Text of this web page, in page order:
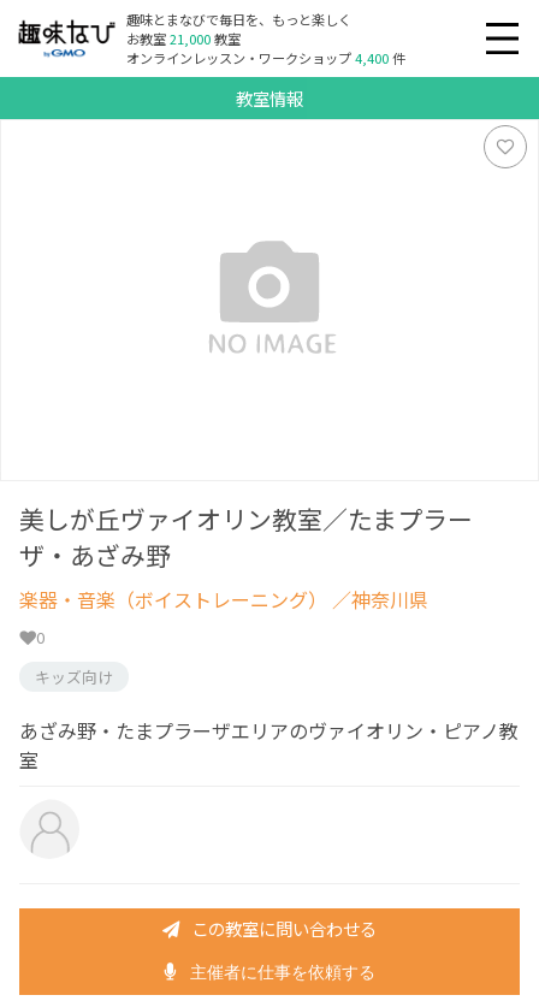
趣味とまなびで毎日を、もっと楽しく
お教室21,000教室
オンラインレッスン・ワークショップ4,400件
教室情報
美しが丘ヴァイオリン教室／たまプラー
ザ・あざみ野
楽器・音楽（ボイストレーニング） ／神奈川県
0
キッズ向け
あざみ野・たまプラーザエリアのヴァイオリン・ピアノ教
室
この教室に問い合わせる
主催者に仕事を依頼する